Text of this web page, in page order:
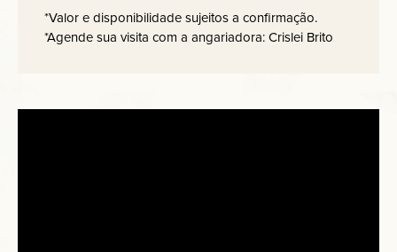
*Valor e disponibilidade sujeitos a confirmação.
*Agende sua visita com a angariadora: Crislei Brito